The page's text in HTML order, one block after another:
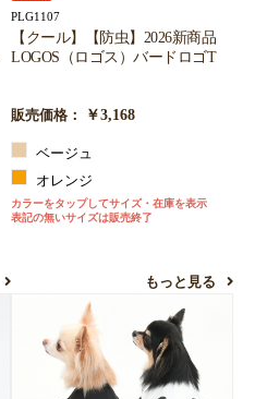
PLG1107
【クール】【防虫】2026新商品
LOGOS（ロゴス）バードロゴT
販売価格： ￥3,168
ベージュ
オレンジ
カラーをタップしてサイズ・在庫を表示
表記の無いサイズは販売終了
もっと見る